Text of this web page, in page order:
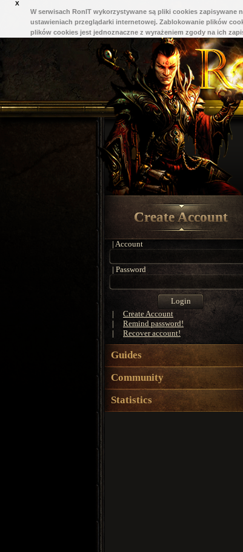
X
W serwisach RonIT wykorzystywane są pliki cookies
ustawieniach przeglądarki internetowej. Zablokowanie plików
plików cookies jest jednoznaczne z wyrażeniem zgody na ich
Create Account
| Account
| Password
|
Create Account
|
Remind password!
|
Recover account!
Guides
Community
Statistics